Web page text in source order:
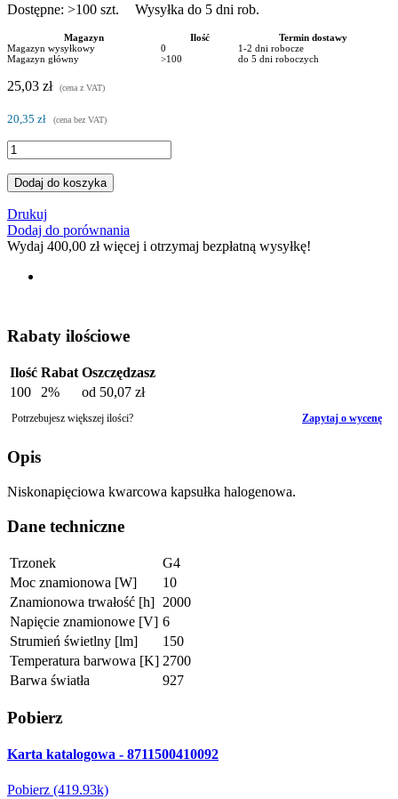
Dostępne: >100 szt. Wysyłka do 5 dni rob.
Magazyn Ilość
Termin dostawy
Magazyn wysyłkowy
0
1-2 dni robocze
Magazyn główny
>100 do 5 dni roboczych
25,03 zł (cena z VAT)
20,35 zł (cena bez VAT)
Dodaj do koszyka
Drukuj
Dodaj do porównania
Wydaj 400,00 złwięcej i otrzymaj bezpłatną wysyłkę!
Rabaty ilościowe
Ilość Rabat Oszczędzasz
100
2% od 50,07 zł
Potrzebujesz większej ilości? Zapytaj o wycenę
Opis
Niskonapięciowa kwarcowa kapsułka halogenowa.
Dane techniczne
Trzonek
G4
Moc znamionowa [W]
10
Znamionowa trwałość [h] 2000
Napięcie znamionowe [V] 6
Strumień świetlny [lm]
150
Temperatura barwowa [K] 2700
Barwa światła
927
Pobierz
Karta katalogowa - 8711500410092
Pobierz (419.93k)